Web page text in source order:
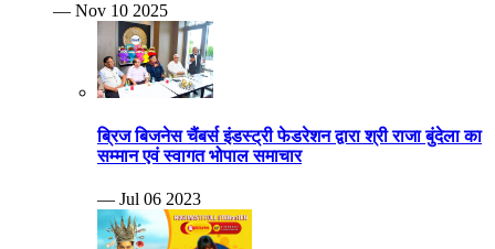
— Nov 10 2025
ब्रिज बिजनेस चैंबर्स इंडस्ट्री फेडरेशन द्वारा श्री राजा बुंदेला का
सम्मान एवं स्वागत भोपाल समाचार
— Jul 06 2023